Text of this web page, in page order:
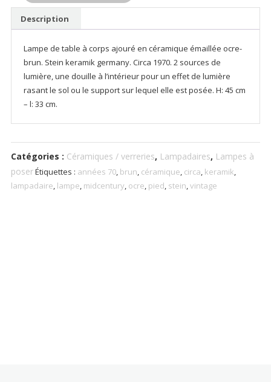
Lampe
de
table
keramik
germany
Description
Lampe de table à corps ajouré en céramique émaillée ocre-
brun. Stein keramik germany. Circa 1970. 2 sources de
lumière, une douille à l’intérieur pour un effet de lumière
rasant le sol ou le support sur lequel elle est posée. H: 45 cm
– l: 33 cm.
Catégories : Céramiques / verreries, Lampadaires, Lampes à
poserÉtiquettes : années 70, brun, céramique, circa, keramik,
lampadaire, lampe, midcentury, ocre, pied, stein,vintage